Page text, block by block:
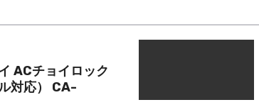
ACチョイロック
対応） CA-